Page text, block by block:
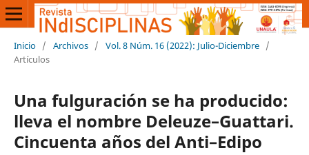
Inicio / Archivos / Vol. 8 Núm. 16 (2022): Julio-Diciembre /
Artículos
Una fulguración se ha producido:
lleva el nombre Deleuze–Guattari.
Cincuenta años del Anti–Edipo